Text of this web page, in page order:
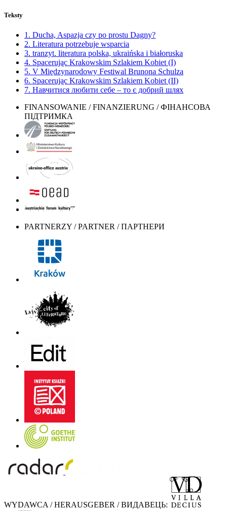
Teksty
1. Ducha, Aspazja czy po prostu Dagny?
2. Literatura potrzebuje wsparcia
3. tranzyt. literatura polska, ukraińska i białoruska
4. Spacerując Krakowskim Szlakiem Kobiet (I)
5. V Międzynarodowy Festiwal Brunona Schulza
6. Spacerując Krakowskim Szlakiem Kobiet (II)
7. Навчитися любити себе – то є добрий шлях
FINANSOWANIE / FINANZIERUNG / ФІНАНСОВА
ПІДТРИМКА
PARTNERZY / PARTNER / ПАРТНЕРИ
WYDAWCA / HERAUSGEBER / ВИДАВЕЦЬ: